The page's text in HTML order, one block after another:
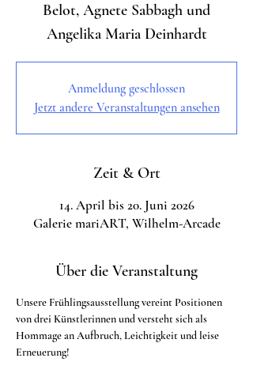
Belot, Agnete Sabbagh und
Angelika Maria Deinhardt
Anmeldung geschlossen
Jetzt andere Veranstaltungen ansehen
Zeit & Ort
14. April bis 20. Juni 2026
Galerie mariART, Wilhelm-Arcade
Über die Veranstaltung
Unsere Frühlingsausstellung vereint Positionen
von drei Künstlerinnen und versteht sich als
Hommage an Aufbruch, Leichtigkeit und leise
Erneuerung!